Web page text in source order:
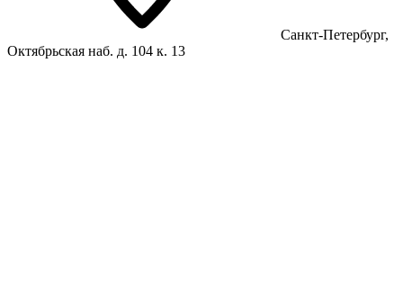
Санкт-Петербург,
Октябрьская наб. д. 104 к. 13